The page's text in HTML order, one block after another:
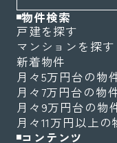
物件検索
戸建を探す
マンションを探す
新着物件
月々5万円台の物
月々7万円台の物
月々9万円台の物
月々11万円以上の
コンテンツ